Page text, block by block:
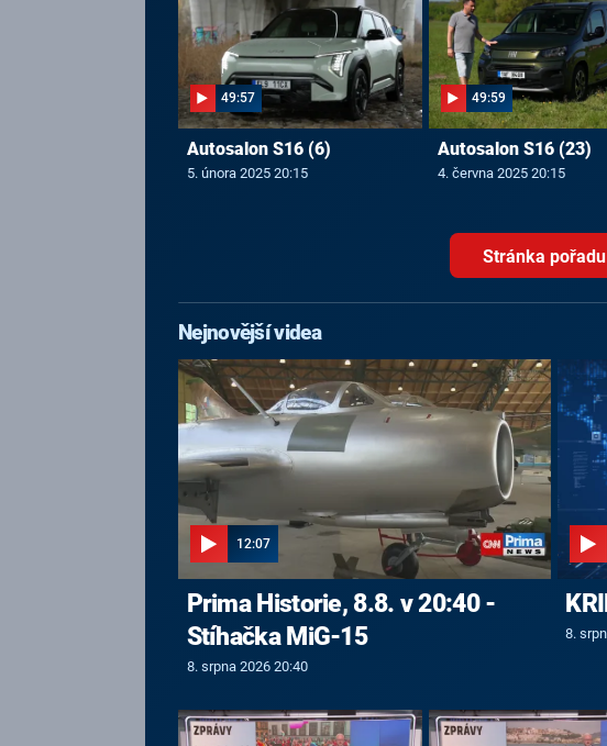
49:57
Autosalon S16 (6)
5. února 2025 20:15
49:59
Autosalon S16 (23)
4. června 2025 20:15
Stránka pořadu
Nejnovější videa
12:07
Prima Historie, 8.8. v 20:40 -
Stíhačka MiG-15
8. srpna 2026 20:40
8.